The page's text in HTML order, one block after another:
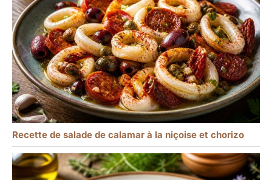
Recette de salade de calamar à la niçoise et chorizo